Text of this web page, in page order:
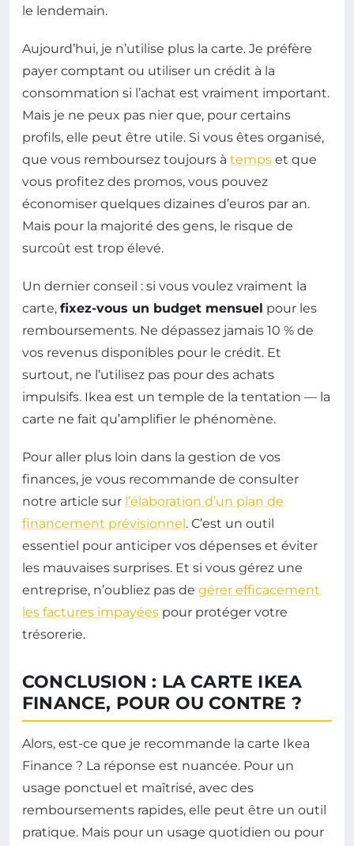
le lendemain.
Aujourd’hui, je n’utilise plus la carte. Je préfère
payer comptant ou utiliser un crédit à la
consommation si l’achat est vraiment important.
Mais je ne peux pas nier que, pour certains
profils, elle peut être utile. Si vous êtes organisé,
que vous remboursez toujours à temps et que
vous profitez des promos, vous pouvez
économiser quelques dizaines d’euros par an.
Mais pour la majorité des gens, le risque de
surcoût est trop élevé.
Un dernier conseil : si vous voulez vraiment la
carte, fixez-vous un budget mensuel pour les
remboursements. Ne dépassez jamais 10 % de
vos revenus disponibles pour le crédit. Et
surtout, ne l’utilisez pas pour des achats
impulsifs. Ikea est un temple de la tentation — la
carte ne fait qu’amplifier le phénomène.
Pour aller plus loin dans la gestion de vos
finances, je vous recommande de consulter
notre article sur l’élaboration d’un plan de
financement prévisionnel . C’est un outil
essentiel pour anticiper vos dépenses et éviter
les mauvaises surprises. Et si vous gérez une
entreprise, n’oubliez pas de gérer efficacement
les factures impayées pour protéger votre
trésorerie.
CONCLUSION : LA CARTE IKEA
FINANCE, POUR OU CONTRE ?
Alors, est-ce que je recommande la carte Ikea
Finance ? La réponse est nuancée. Pour un
usage ponctuel et maîtrisé, avec des
remboursements rapides, elle peut être un outil
pratique. Mais pour un usage quotidien ou pour